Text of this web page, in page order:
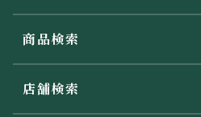
商品検索
店舗検索